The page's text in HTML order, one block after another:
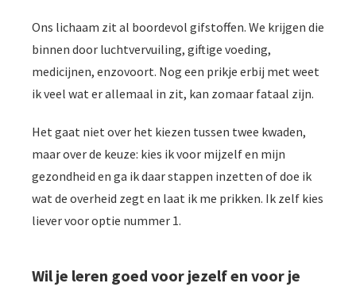
Ons lichaam zit al boordevol gifstoffen. We krijgen die
binnen door luchtvervuiling, giftige voeding,
medicijnen, enzovoort. Nog een prikje erbij met weet
ik veel wat er allemaal in zit, kan zomaar fataal zijn.
Het gaat niet over het kiezen tussen twee kwaden,
maar over de keuze: kies ik voor mijzelf en mijn
gezondheid en ga ik daar stappen inzetten of doe ik
wat de overheid zegt en laat ik me prikken. Ik zelf kies
liever voor optie nummer 1.
Wil je leren goed voor jezelf en voor je